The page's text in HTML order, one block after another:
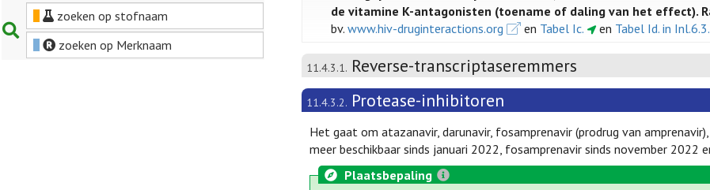
zoeken op stofnaam
zoeken op Merknaam
de vitamine K-antagonisten (toename of daling van het effect).
bv.www.hiv-druginteractions.org en Tabel Ic. en Tabel Id. in Inl.6.3.
11.4.3.1. Reverse-transcriptaseremmers
11.4.3.2. Protease-inhibitoren
Het gaat om atazanavir, darunavir, fosamprenavir (prodrug van
meer beschikbaar sinds januari 2022, fosamprenavir sinds november 2022
Plaatsbepaling